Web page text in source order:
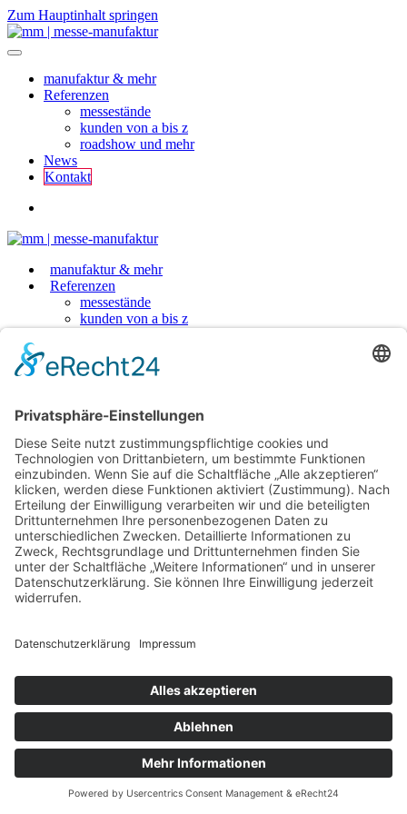
Zum Hauptinhalt springen
manufaktur & mehr
Referenzen
messestände
kunden von a bis z
roadshow und mehr
News
Kontakt
manufaktur & mehr
Referenzen
messestände
kunden von a bis z
Kontakt
Schlagwort:IZB
DESAY SV
Geschrieben vonInnaam6. November 2024. Veröffentlicht in
Blog,Referenzen.
mm | messe-manufaktur GmbH
Am Hafen 2 | D-38112 Braunschweig
Tel.: +49 (0)531 / 7 01 20-0
Mail: info@messe-manufaktur.com
Impressum|Datenschutzerklärung|AGB
©2026 - mm | messe-manufaktur